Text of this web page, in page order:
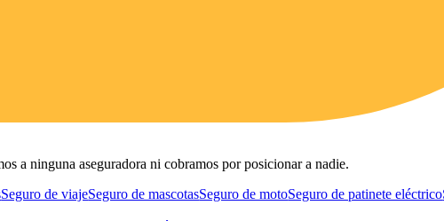
a ninguna aseguradora ni cobramos por posicionar a nadie.
Seguro de viajeSeguro de mascotasSeguro de motoSeguro de patinete eléctrico